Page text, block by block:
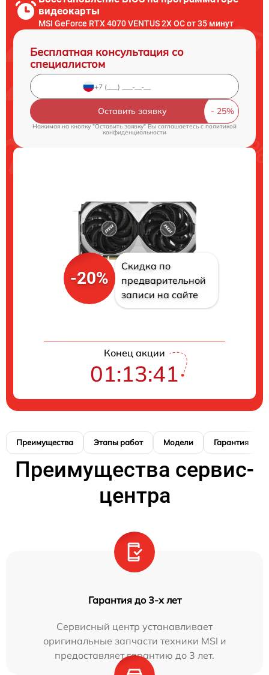
видеокарты
MSI GeForce RTX 4070 VENTUS 2X OC от 35 минут
Бесплатная консультация со
специалистом
Оставить заявку
Нажимая на кнопку "Оставить заявку" Вы соглашаетесь cполитикой
конфиденциальности
-20%
Скидка по
предварительной
записи на сайте
Конец акции
01:13:40
Преимущества Этапы работ Модели Гарантия
Преимущества сервис-
центра
Гарантия до 3-х лет
Сервисный центр устанавливает
оригинальные запчасти техники MSI и
предоставляет гарантию до 3 лет.